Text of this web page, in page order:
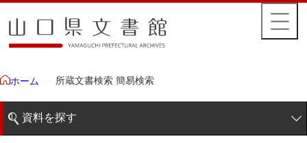
ホーム 所蔵文書検索 簡易検索
資料を探す